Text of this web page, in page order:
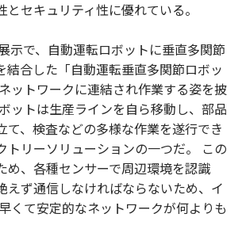
セキュリティ性に優れている。
示で、自動運転ロボットに垂直多関節
結合した「自動運転垂直多関節ロボッ
ットワークに連結され作業する姿を披
ットは生産ラインを自ら移動し、部品
て、検査などの多様な作業を遂行でき
トリーソリューションの一つだ。 この
め、各種センサーで周辺環境を認識
えず通信しなければならないため、イ
くて安定的なネットワークが何よりも